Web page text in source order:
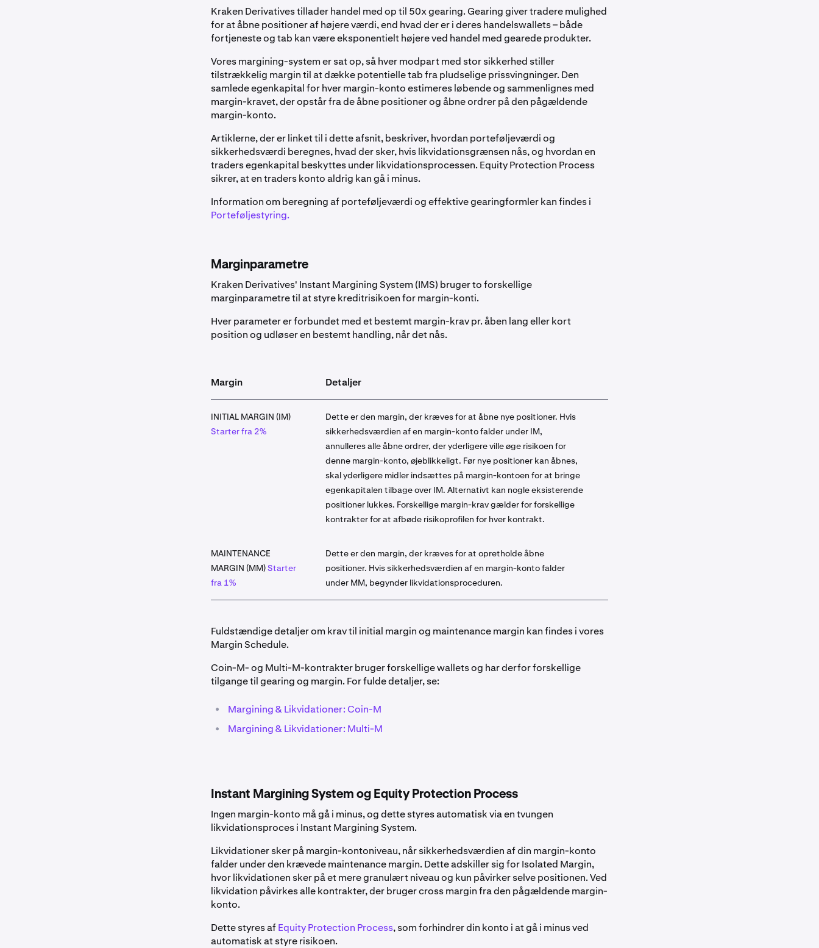
Kraken Derivatives tillader handel med op til 50x gearing. Gearing giver tradere mulighed
for at åbne positioner af højere værdi, end hvad der er i deres handelswallets – både
fortjeneste og tab kan være eksponentielt højere ved handel med gearede produkter.
Vores margining-system er sat op, så hver modpart med stor sikkerhed stiller
tilstrækkelig margin til at dække potentielle tab fra pludselige prissvingninger. Den
samlede egenkapital for hver margin-konto estimeres løbende og sammenlignes med
margin-kravet, der opstår fra de åbne positioner og åbne ordrer på den pågældende
margin-konto.
Artiklerne, der er linket til i dette afsnit, beskriver, hvordan porteføljeværdi og
sikkerhedsværdi beregnes, hvad der sker, hvis likvidationsgrænsen nås, og hvordan en
traders egenkapital beskyttes under likvidationsprocessen. Equity Protection Process
sikrer, at en traders konto aldrig kan gå i minus.
Information om beregning af porteføljeværdi og effektive gearingformler kan findes i
Porteføljestyring.
Marginparametre
Kraken Derivatives' Instant Margining System (IMS) bruger to forskellige
marginparametre til at styre kreditrisikoen for margin-konti.
Hver parameter er forbundet med et bestemt margin-krav pr. åben lang eller kort
position og udløser en bestemt handling, når det nås.
Margin Detaljer
INITIAL MARGIN (IM)
Starter fra 2%
Dette er den margin, der kræves for at åbne nye positioner. Hvis
sikkerhedsværdien af en margin-konto falder under IM,
annulleres alle åbne ordrer, der yderligere ville øge risikoen for
denne margin-konto, øjeblikkeligt. Før nye positioner kan åbnes,
skal yderligere midler indsættes på margin-kontoen for at bringe
egenkapitalen tilbage over IM. Alternativt kan nogle eksisterende
positioner lukkes. Forskellige margin-krav gælder for forskellige
kontrakter for at afbøde risikoprofilen for hver kontrakt.
MAINTENANCE
MARGIN (MM)Starter
fra 1%
Dette er den margin, der kræves for at opretholde åbne
positioner. Hvis sikkerhedsværdien af en margin-konto falder
under MM, begynder likvidationsproceduren.
Fuldstændige detaljer om krav til initial margin og maintenance margin kan findes i vores
Margin Schedule.
Coin-M- og Multi-M-kontrakter bruger forskellige wallets og har derfor forskellige
tilgange til gearing og margin. For fulde detaljer, se:
• Margining & Likvidationer: Coin-M
• Margining & Likvidationer: Multi-M
Instant Margining System og Equity Protection Process
Ingen margin-konto må gå i minus, og dette styres automatisk via en tvungen
likvidationsproces i Instant Margining System.
Likvidationer sker på margin-kontoniveau, når sikkerhedsværdien af din margin-konto
falder under den krævede maintenance margin. Dette adskiller sig for Isolated Margin,
hvor likvidationen sker på et mere granulært niveau og kun påvirker selve positionen. Ved
likvidation påvirkes alle kontrakter, der bruger cross margin fra den pågældende margin-
konto.
Dette styres afEquity Protection Process, som forhindrer din konto i at gå i minus ved
automatisk at styre risikoen.